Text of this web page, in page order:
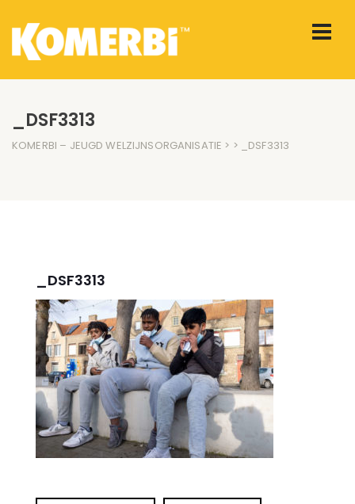
_DSF3313
KOMERBI – JEUGD WELZIJNSORGANISATIE > > _DSF3313
_DSF3313